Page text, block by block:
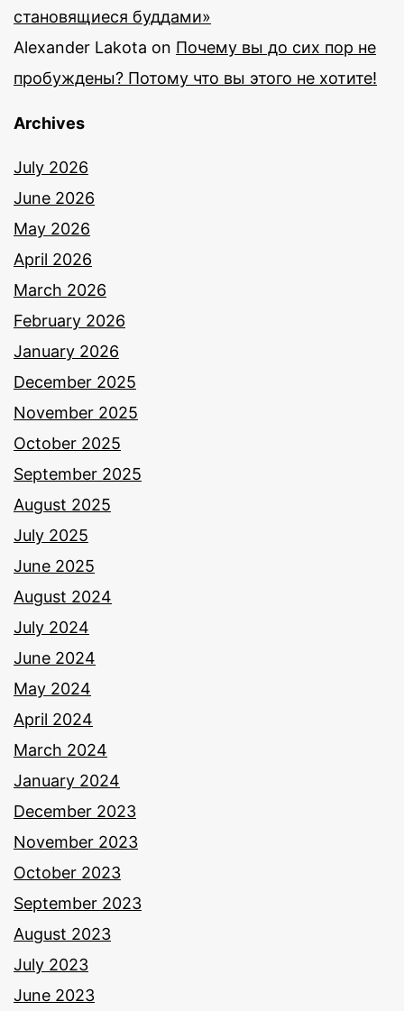
становящиеся буддами»
Alexander Lakota on Почему вы до сих пор не
пробуждены? Потому что вы этого не хотите!
Archives
July 2026
June 2026
May 2026
April 2026
March 2026
February 2026
January 2026
December 2025
November 2025
October 2025
September 2025
August 2025
July 2025
June 2025
August 2024
July 2024
June 2024
May 2024
April 2024
March 2024
January 2024
December 2023
November 2023
October 2023
September 2023
August 2023
July 2023
June 2023